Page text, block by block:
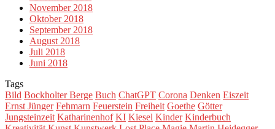
November 2018
Oktober 2018
September 2018
August 2018
Juli 2018
Juni 2018
Tags
Bild Bockholter Berge Buch ChatGPT Corona Denken Eiszeit
Ernst Jünger Fehmarn Feuerstein Freiheit Goethe Götter
Jungsteinzeit Katharinenhof KI Kiesel Kinder Kinderbuch